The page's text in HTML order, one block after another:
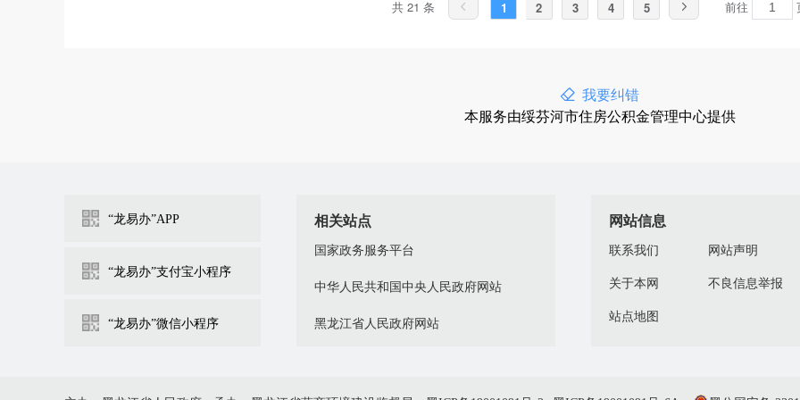
共 21 条 1 2 3 4 5 前往
我要纠错
本服务由绥芬河市住房公积金管理中心提供
“龙易办”APP
“龙易办”支付宝小程序
“龙易办”微信小程序
相关站点
国家政务服务平台
中华人民共和国中央人民政府网站
黑龙江省人民政府网站
网站信息
联系我们 网站声明
关于本网 不良信息举报
站点地图